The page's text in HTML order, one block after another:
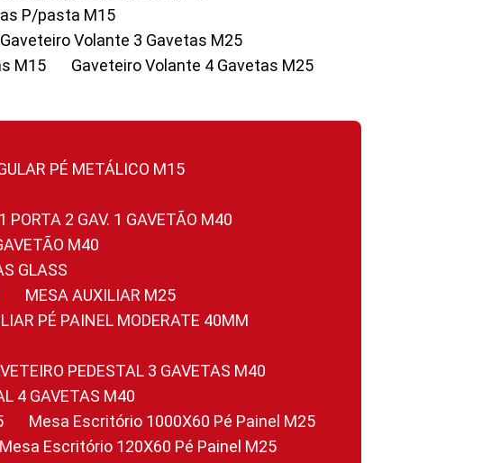
P/pasta M15
Gaveteiro Volante 3 Gavetas M25
M15
Gaveteiro Volante 4 Gavetas M25
PÉ METÁLICO M15
PORTA 2 GAV. 1 GAVETÃO M40
M40
GLASS
MESA AUXILIAR M25
PÉ PAINEL MODERATE 40MM
PEDESTAL 3 GAVETAS M40
4 GAVETAS M40
Mesa Escritório 1000X60 Pé Painel M25
Mesa Escritório 120X60 Pé Painel M25